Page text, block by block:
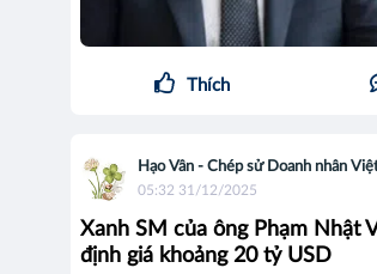
Thích
Hạo Vân - Chép sử Doanh nhân
05:32 31/12/2025
Xanh SM của ông Phạm Nhật
định giá khoảng 20 tỷ USD